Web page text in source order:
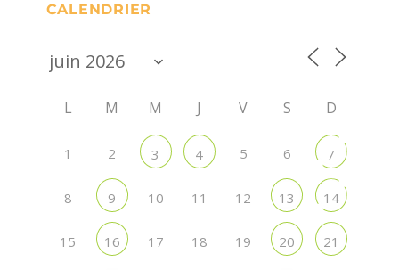
CALENDRIER
L M M J V S D
1 2 3 4 5 6 7
8 9 10 11 12 13 14
15 16 17 18 19 20 21